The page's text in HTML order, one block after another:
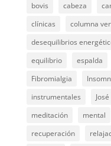
bovis
cabeza
clínicas
columna
desequilibrios
equilibrio
espalda
Fibromialgia
instrumentales
meditación
mental
recuperación